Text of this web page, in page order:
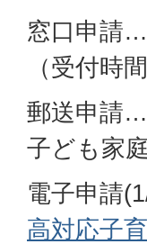
窓口申請
（受付時
郵送申請…
子ども家
電子申請
高対応子